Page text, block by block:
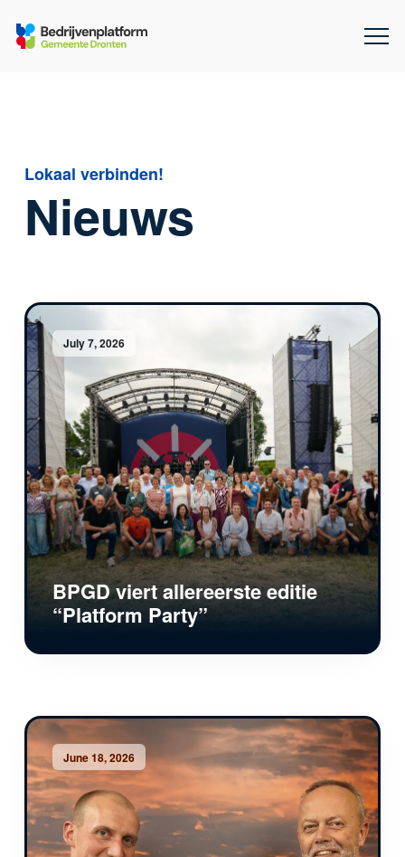
Lokaal verbinden!
Nieuws
July 7, 2026
BPGD viert allereerste editie
“Platform Party”
June 18, 2026